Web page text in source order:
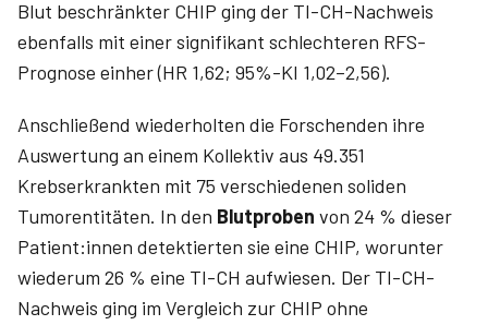
Blut beschränkter CHIP ging der TI-CH-Nachweis
ebenfalls mit einer signifikant schlechteren RFS-
Prognose einher (HR 1,62; 95%-KI 1,02–2,56).
Anschließend wiederholten die Forschenden ihre
Auswertung an einem Kollektiv aus 49.351
Krebserkrankten mit 75 verschiedenen soliden
Tumorentitäten. In den Blutproben von 24 % dieser
Patient:innen detektierten sie eine CHIP, worunter
wiederum 26 % eine TI-CH aufwiesen. Der TI-CH-
Nachweis ging im Vergleich zur CHIP ohne